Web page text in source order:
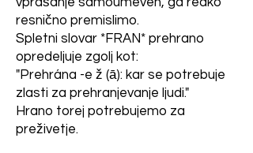
resnično premislimo.
Spletni slovar *FRAN* prehrano
opredeljuje zgolj kot:
"Prehrána -e ž (ā): kar se potrebuje
zlasti za prehranjevanje ljudi."
Hrano torej potrebujemo za
preživetje.